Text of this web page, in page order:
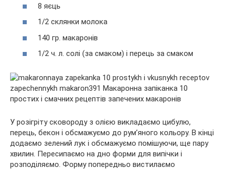
8 яєць
1/2 склянки молока
140 гр. макаронів
1/2 ч. л. солі (за смаком) і перець за смаком
У розігріту сковороду з олією викладаємо цибулю,
перець, бекон і обсмажуємо до рум’яного кольору. В кінці
додаємо зелений лук і обсмажуємо помішуючи, ще пару
хвилин. Пересипаємо на дно форми для випічки і
розподіляємо. Форму попередньо вистилаємо